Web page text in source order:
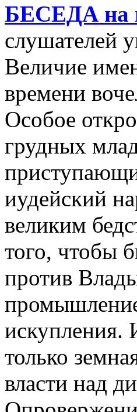
БЕСЕДА на
слушателей
Величие
времени
Особое
грудных
иудейский
великим
того, чтобы
против
искупления.
только
власти над